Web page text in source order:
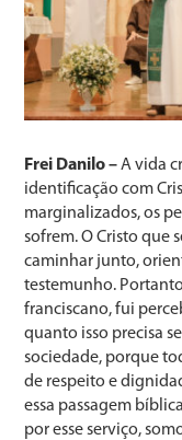
Frei Danilo –A vida
identificação com
marginalizados, os
sofrem. O Cristo que
caminhar junto,
testemunho.
franciscano, fui
quanto isso precisa
sociedade, porque
de respeito e
essa passagem
por esse serviço,